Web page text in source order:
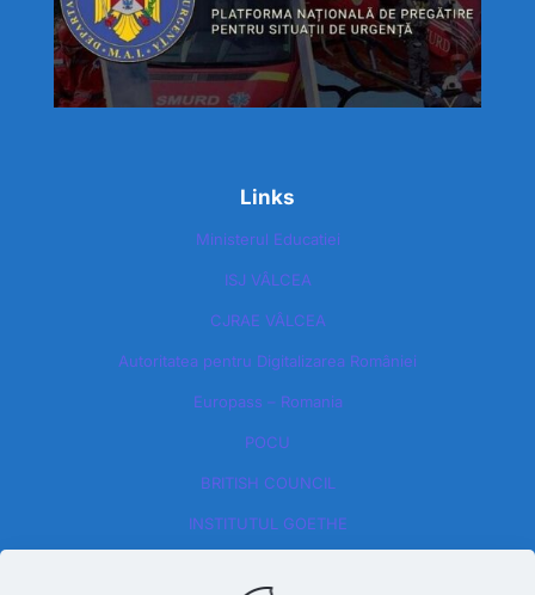
Links
Ministerul Educatiei
ISJ VÂLCEA
CJRAE VÂLCEA
Autoritatea pentru Digitalizarea României​
Europass – Romania
POCU
BRITISH COUNCIL
INSTITUTUL GOETHE